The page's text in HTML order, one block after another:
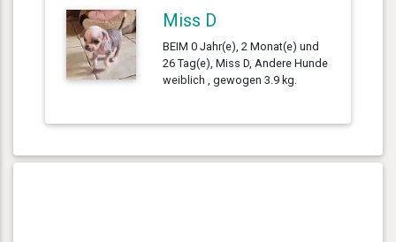
Miss D
BEIM 0 Jahr(e), 2 Monat(e) und
26 Tag(e), Miss D, Andere Hunde
weiblich , gewogen 3.9 kg.